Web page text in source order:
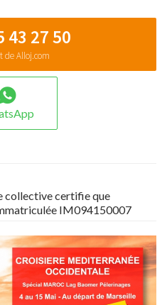
43 27 50
de Alloj.com
collective certifie que
IM094150007